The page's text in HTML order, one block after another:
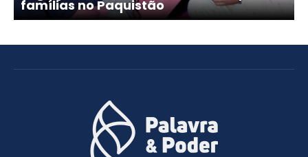
famílias no Paquistão